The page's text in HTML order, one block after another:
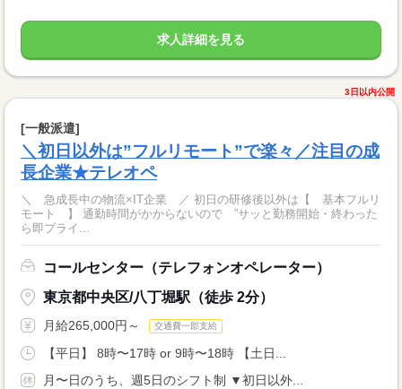
求人詳細を見る
3日以内公開
[一般派遣]
＼初日以外は”フルリモート”で楽々／注目の成
長企業★テレオペ
＼ 急成長中の物流×IT企業 ／ 初日の研修後以外は【 基本フルリ
モート 】 通勤時間がかからないので ”サッと勤務開始・終わった
ら即プライ...
コールセンター（テレフォンオペレーター）
東京都中央区/八丁堀駅（徒歩 2分）
月給265,000円～ 交通費一部支給
【平日】 8時〜17時 or 9時〜18時 【土日...
月〜日のうち、週5日のシフト制 ▼初日以外...